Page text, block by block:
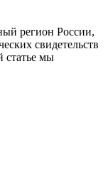
регион России,
свидетельств
статье мы